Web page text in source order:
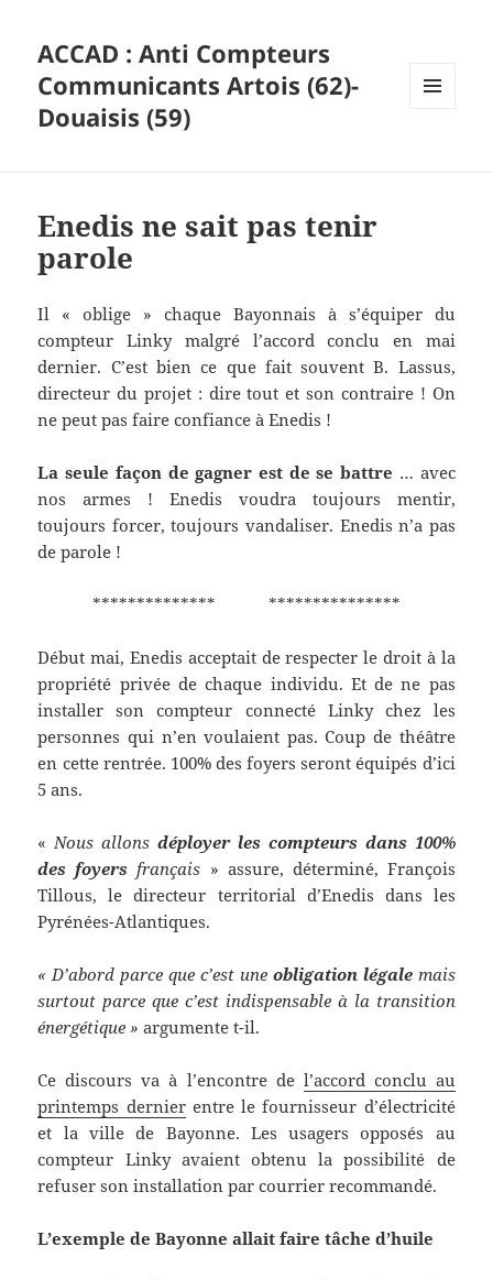
ACCAD : Anti Compteurs
Communicants Artois (62)-
Douaisis (59)
Enedis ne sait pas tenir
parole
Il « oblige » chaque Bayonnais à s’équiper du
compteur Linky malgré l’accord conclu en mai
dernier. C’est bien ce que fait souvent B. Lassus,
directeur du projet : dire tout et son contraire ! On
ne peut pas faire confiance à Enedis !
La seule façon de gagner est de se battre … avec
nos armes ! Enedis voudra toujours mentir,
toujours forcer, toujours vandaliser. Enedis n’a pas
de parole !
************** ***************
Début mai, Enedis acceptait de respecter le droit à la
propriété privée de chaque individu. Et de ne pas
installer son compteur connecté Linky chez les
personnes qui n’en voulaient pas. Coup de théâtre
en cette rentrée. 100% des foyers seront équipés d’ici
5 ans.
«Nous allonsdéployer les compteurs dans 100%
des foyersfrançais » assure, déterminé, François
Tillous, le directeur territorial d’Enedis dans les
Pyrénées-Atlantiques.
« D’abord parce que c’est une obligation légalemais
surtout parce que c’est indispensable à la transition
énergétique » argumente t-il.
Ce discours va à l’encontre de l’accord conclu au
printemps dernierentre le fournisseur d’électricité
et la ville de Bayonne. Les usagers opposés au
compteur Linky avaient obtenu la possibilité de
refuser son installation par courrier recommandé.
L’exemple de Bayonne allait faire tâche d’huile